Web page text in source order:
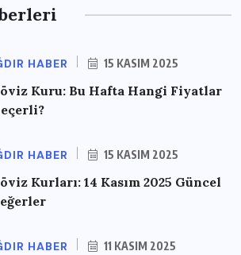
HABER 15 KASIM 2025
Kuru: Bu Hafta Hangi Fiyatlar
HABER 15 KASIM 2025
Kurları: 14 Kasım 2025 Güncel
HABER 11 KASIM 2025